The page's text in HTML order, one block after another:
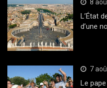
8
L’État
d’une
7
Le